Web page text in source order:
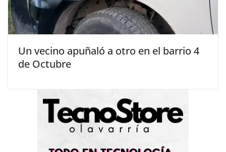
Un vecino apuñaló a otro en el barrio 4
de Octubre